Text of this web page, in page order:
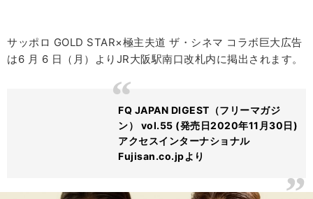
サッポロ GOLD STAR×極主夫道 ザ・シネマ コラボ巨大広告
は6 月 6 日（月）よりJR大阪駅南口改札内に掲出されます。
FQ JAPAN DIGEST（フリーマガジ
ン） vol.55 (発売日2020年11月30日)
アクセスインターナショナル
Fujisan.co.jpより